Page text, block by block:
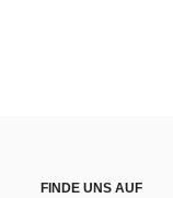
FINDE UNS AUF